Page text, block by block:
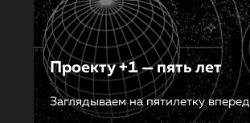
Проекту +1 — пять лет
Заглядываем на пятилетку вперед